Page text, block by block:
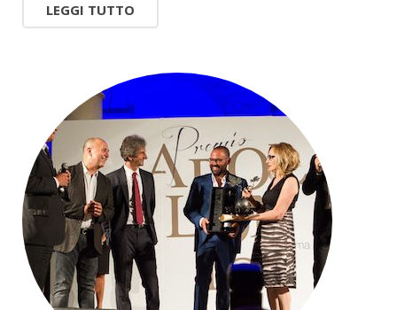
LEGGI TUTTO